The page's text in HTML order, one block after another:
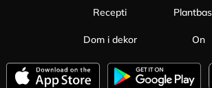
Recepti
Dom i dekor On